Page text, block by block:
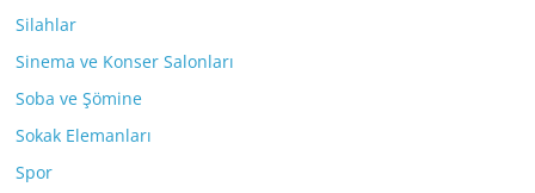
Silahlar
Sinema ve Konser Salonları
Soba ve Şömine
Sokak Elemanları
Spor